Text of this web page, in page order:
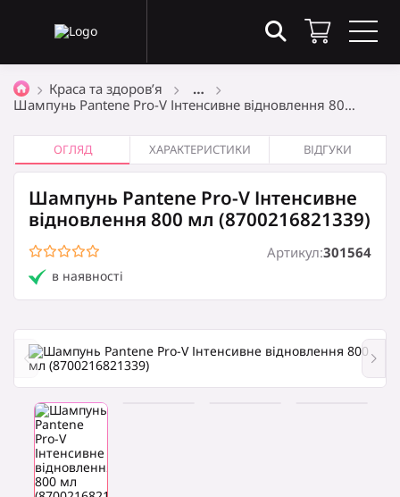
Товари в кошику (0)
Кошик порожній
0₴
Оформити замовлення
Краса та здоров’я
…
Шампунь Pantene Pro-V Інтенсивне відновлення 80…
ОГЛЯД ХАРАКТЕРИСТИКИ ВІДГУКИ
Шампунь Pantene Pro-V Інтенсивне
відновлення 800 мл (8700216821339)
в наявності
Артикул:301564